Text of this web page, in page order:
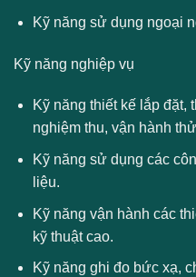
Kỹ năng sử dụng ngoại
Kỹ năng nghiệp vụ
Kỹ năng thiết kế lắp đặt,
nghiệm thu, vận hành
Kỹ năng sử dụng các
liệu.
Kỹ năng vận hành các
kỹ thuật cao.
Kỹ năng ghi đo bức xạ,